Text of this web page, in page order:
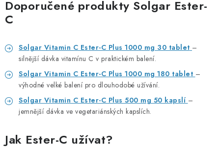
Doporučené produkty Solgar Ester-
C
Solgar Vitamin C Ester-C Plus 1000 mg 30 tablet –
silnější dávka vitamínu C v praktickém balení.
Solgar Vitamin C Ester-C Plus 1000 mg 180 tablet –
výhodné velké balení pro dlouhodobé užívání.
Solgar Vitamin C Ester-C Plus 500 mg 50 kapslí –
jemnější dávka ve vegetariánských kapslích.
Jak Ester-C užívat?